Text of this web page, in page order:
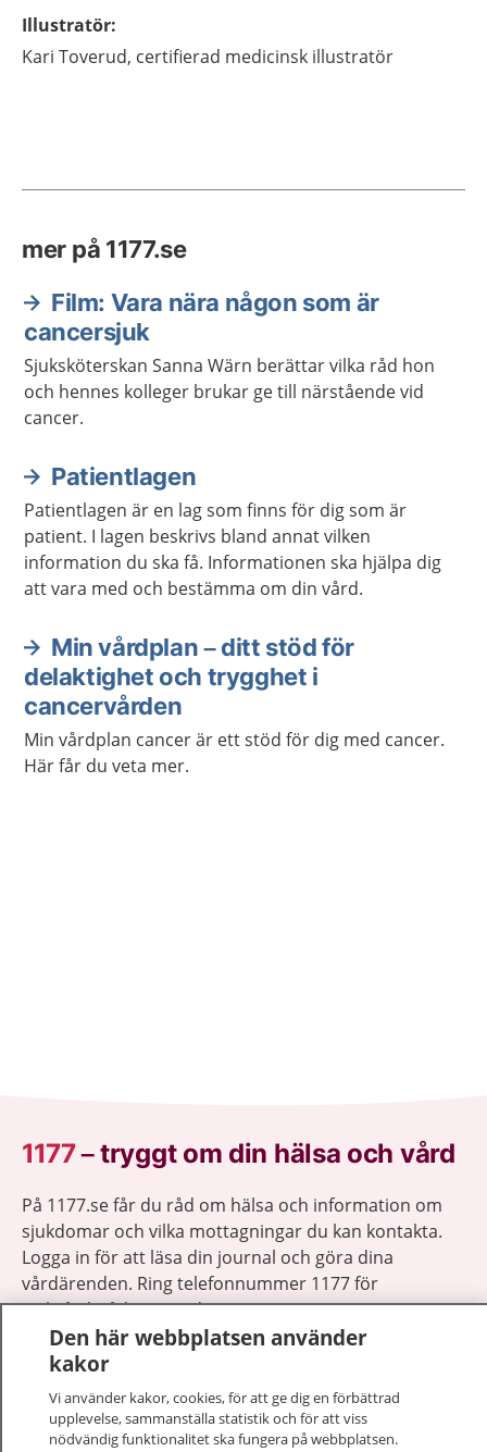
Illustratör:
Kari Toverud, certifierad medicinsk illustratör
mer på 1177.se
Film: Vara nära någon som är
cancersjuk
Sjuksköterskan Sanna Wärn berättar vilka råd hon
och hennes kolleger brukar ge till närstående vid
cancer.
Patientlagen
Patientlagen är en lag som finns för dig som är
patient. I lagen beskrivs bland annat vilken
information du ska få. Informationen ska hjälpa dig
att vara med och bestämma om din vård.
Min vårdplan – ditt stöd för
delaktighet och trygghet i
cancervården
Min vårdplan cancer är ett stöd för dig med cancer.
Här får du veta mer.
1177–tryggt om din hälsa och vård
På 1177.se får du råd om hälsa och information om
sjukdomar och vilka mottagningar du kan kontakta.
Logga in för att läsa din journal och göra dina
vårdärenden. Ring telefonnummer 1177 för
sjukvårdsrådgivning dygnet runt.
1177 ger dig råd när du vill må bättre.
Den här webbplatsen använder
kakor
Vi använder kakor, cookies, för att ge dig en förbättrad
upplevelse, sammanställa statistik och för att viss
nödvändig funktionalitet ska fungera på webbplatsen.